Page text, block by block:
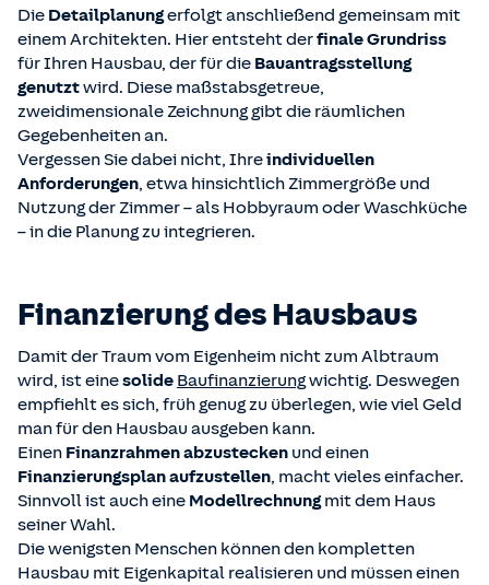
Die Detailplanungerfolgt anschließend gemeinsam mit
einem Architekten. Hier entsteht derfinale Grundriss
für Ihren Hausbau, der für die Bauantragsstellung
genutztwird. Diese maßstabsgetreue,
zweidimensionale Zeichnung gibt die räumlichen
Gegebenheiten an.
Vergessen Sie dabei nicht, Ihreindividuellen
Anforderungen, etwa hinsichtlich Zimmergröße und
Nutzung der Zimmer – als Hobbyraum oder Waschküche
– in die Planung zu integrieren.
Finanzierung des Hausbaus
Damit der Traum vom Eigenheim nicht zum Albtraum
wird, ist einesolide Baufinanzierungwichtig. Deswegen
empfiehlt es sich, früh genug zu überlegen, wie viel Geld
man für den Hausbau ausgeben kann.
Einen Finanzrahmen abzustecken und einen
Finanzierungsplan aufzustellen, macht vieles einfacher.
Sinnvoll ist auch eine Modellrechnungmit dem Haus
seiner Wahl.
Die wenigsten Menschen können den kompletten
Hausbau mit Eigenkapital realisieren und müssen einen